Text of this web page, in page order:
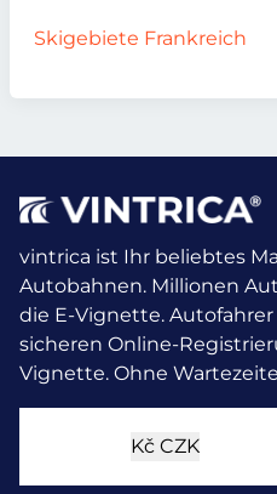
Skigebiete Frankreich
vintrica ist Ihr beliebtes
Autobahnen. Millionen
die E-Vignette.
sicheren Online-
Vignette. Ohne
Kč CZK